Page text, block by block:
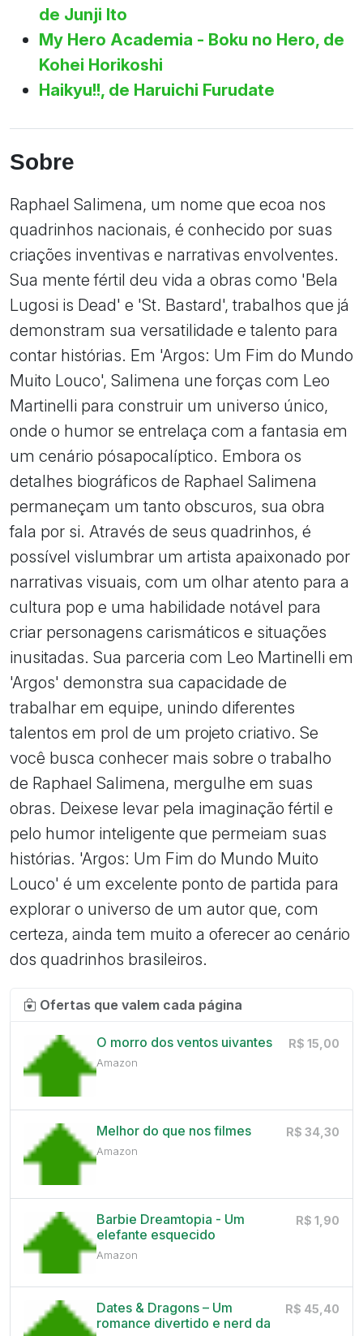
de Junji Ito
My Hero Academia - Boku no Hero, de
Kohei Horikoshi
Haikyu!!, de Haruichi Furudate
Sobre
Raphael Salimena, um nome que ecoa nos
quadrinhos nacionais, é conhecido por suas
criações inventivas e narrativas envolventes.
Sua mente fértil deu vida a obras como 'Bela
Lugosi is Dead' e 'St. Bastard', trabalhos que já
demonstram sua versatilidade e talento para
contar histórias. Em 'Argos: Um Fim do Mundo
Muito Louco', Salimena une forças com Leo
Martinelli para construir um universo único,
onde o humor se entrelaça com a fantasia em
um cenário pósapocalíptico. Embora os
detalhes biográficos de Raphael Salimena
permaneçam um tanto obscuros, sua obra
fala por si. Através de seus quadrinhos, é
possível vislumbrar um artista apaixonado por
narrativas visuais, com um olhar atento para a
cultura pop e uma habilidade notável para
criar personagens carismáticos e situações
inusitadas. Sua parceria com Leo Martinelli em
'Argos' demonstra sua capacidade de
trabalhar em equipe, unindo diferentes
talentos em prol de um projeto criativo. Se
você busca conhecer mais sobre o trabalho
de Raphael Salimena, mergulhe em suas
obras. Deixese levar pela imaginação fértil e
pelo humor inteligente que permeiam suas
histórias. 'Argos: Um Fim do Mundo Muito
Louco' é um excelente ponto de partida para
explorar o universo de um autor que, com
certeza, ainda tem muito a oferecer ao cenário
dos quadrinhos brasileiros.
Ofertas que valem cada página
O morro dos ventos uivantes
Amazon
R$ 15,00
Melhor do que nos filmes
Amazon
R$ 34,30
Barbie Dreamtopia - Um
elefante esquecido
Amazon
R$ 1,90
Dates & Dragons – Um
romance divertido e nerd da
R$ 45,40